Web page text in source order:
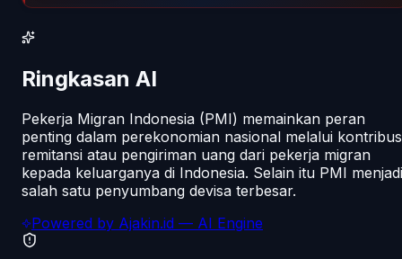
Ringkasan AI
Pekerja Migran Indonesia (PMI) memainkan peran
penting dalam perekonomian nasional melalui
remitansi atau pengiriman uang dari pekerja migran
kepada keluarganya di Indonesia. Selain itu PMI menjadi
salah satu penyumbang devisa terbesar.
Powered by Ajakin.id — AI Engine